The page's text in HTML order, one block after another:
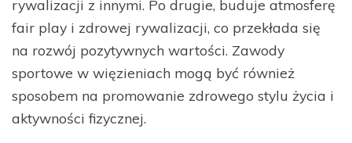
rywalizacji z innymi. Po drugie, buduje atmosferę
fair play i zdrowej rywalizacji, co przekłada się
na rozwój pozytywnych wartości. Zawody
sportowe w więzieniach mogą być również
sposobem na promowanie zdrowego stylu życia i
aktywności fizycznej.